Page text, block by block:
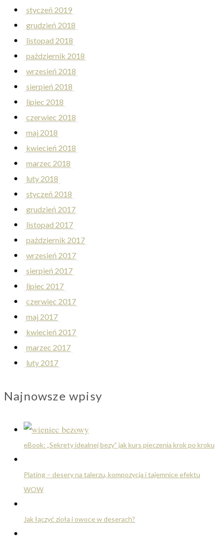
styczeń 2019
grudzień 2018
listopad 2018
październik 2018
wrzesień 2018
sierpień 2018
lipiec 2018
czerwiec 2018
maj 2018
kwiecień 2018
marzec 2018
luty 2018
styczeń 2018
grudzień 2017
listopad 2017
październik 2017
wrzesień 2017
sierpień 2017
lipiec 2017
czerwiec 2017
maj 2017
kwiecień 2017
marzec 2017
luty 2017
Najnowsze wpisy
eBook: „Sekrety idealnej bezy” jak kurs pieczenia krok po kroku
Plating – desery na talerzu, kompozycja i tajemnice efektu
WOW
Jak łączyć zioła i owoce w deserach?